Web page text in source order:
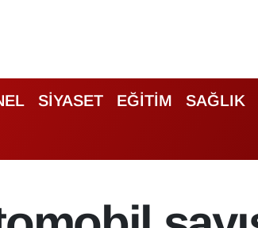
SİYASET EĞİTİM SAĞLIK